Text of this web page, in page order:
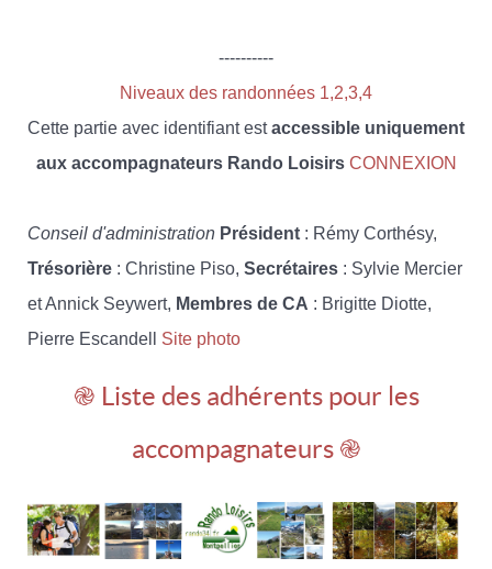
----------
Niveaux des randonnées 1,2,3,4
Cette partie avec identifiant estaccessible uniquement
aux accompagnateurs Rando Loisirs CONNEXION
Conseil d'administration Président : Rémy Corthésy,
Trésorière : Christine Piso, Secrétaires : Sylvie Mercier
et Annick Seywert, Membres de CA : Brigitte Diotte,
Pierre Escandell Site photo
֎ Liste des adhérents pour les
accompagnateurs ֎